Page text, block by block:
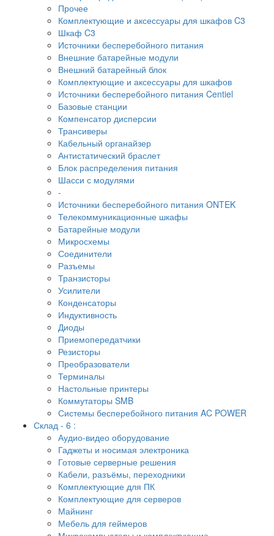
Прочее
Комплектующие и аксессуары для шкафов C3
Шкаф C3
Источники бесперебойного питания
Внешние батарейные модули
Внешний батарейный блок
Комплектующие и аксессуары для шкафов
Источники бесперебойного питания Centiel
Базовые станции
Компенсатор дисперсии
Трансиверы
Кабельный органайзер
Антистатический браслет
Блок распределения питания
Шасси с модулями
-
Источники бесперебойного питания ONTEK
Телекоммуникационные шкафы
Батарейные модули
Микросхемы
Соединители
Разъемы
Транзисторы
Усилители
Конденсаторы
Индуктивность
Диоды
Приемопередатчики
Резисторы
Преобразователи
Терминалы
Настольные принтеры
Коммутаторы SMB
Системы бесперебойного питания AC POWER
Склад - 6 :
Аудио-видео оборудование
Гаджеты и носимая электроника
Готовые серверные решения
Кабели, разъёмы, переходники
Комплектующие для ПК
Комплектующие для серверов
Майнинг
Мебель для геймеров